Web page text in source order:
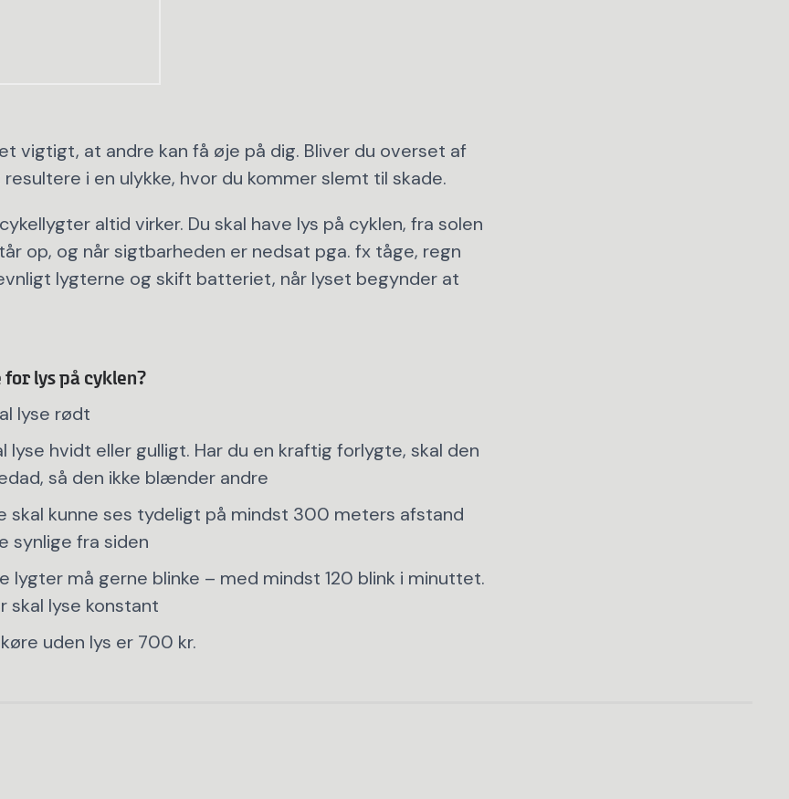
vigtigt, at andre kan få øje på dig. Bliver du overset af
i en ulykke, hvor du kommer slemt til skade.
altid virker. Du skal have lys på cyklen, fra solen
op, og når sigtbarheden er nedsat pga. fx tåge, regn
lygterne og skift batteriet, når lyset begynder at
lys på cyklen?
lyse rødt
lyse hvidt eller gulligt. Har du en kraftig forlygte, skal den
så den ikke blænder andre
skal kunne ses tydeligt på mindst 300 meters afstand
synlige fra siden
lygter må gerne blinke – med mindst 120 blink i minuttet.
skal lyse konstant
uden lys er 700 kr.